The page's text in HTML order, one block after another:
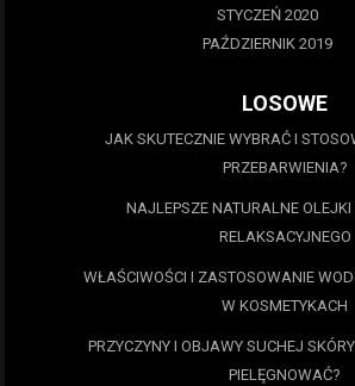
STYCZEŃ 2020
PAŹDZIERNIK 2019
LOSOWE
JAK SKUTECZNIE WYBRAĆ I
PRZEBARWIENIA?
NAJLEPSZE NATURALNE
RELAKSACYJNEGO
WŁAŚCIWOŚCI I ZASTOSOWANIE
W KOSMETYKACH
PRZYCZYNY I OBJAWY SUCHEJ
PIELĘGNOWAĆ?